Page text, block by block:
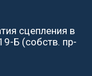
сцепления в
Б (собств. пр-